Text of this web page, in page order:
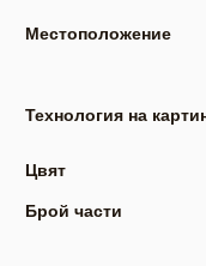
Местоположение
Технология на
Цвят
Брой части